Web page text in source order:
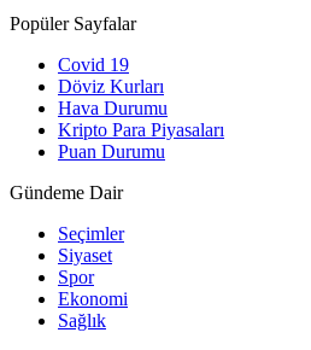
Popüler Sayfalar
Covid 19
Döviz Kurları
Hava Durumu
Kripto Para Piyasaları
Puan Durumu
Gündeme Dair
Seçimler
Siyaset
Spor
Ekonomi
Sağlık